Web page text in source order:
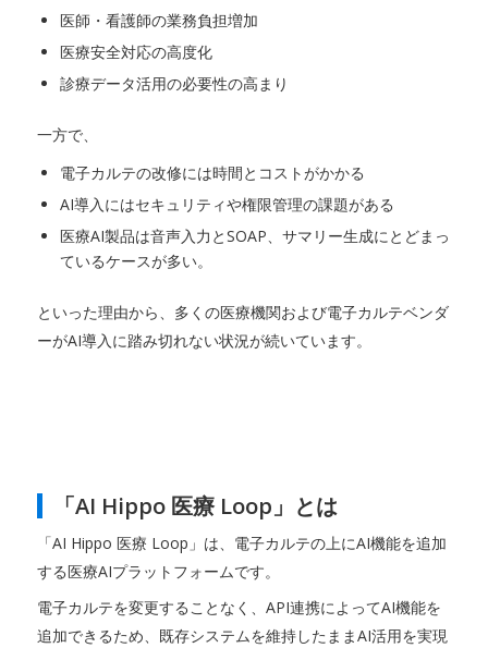
医師・看護師の業務負担増加
医療安全対応の高度化
診療データ活用の必要性の高まり
一方で、
電子カルテの改修には時間とコストがかかる
AI導入にはセキュリティや権限管理の課題がある
医療AI製品は音声入力とSOAP、サマリー生成にとどまっ
ているケースが多い。
といった理由から、多くの医療機関および電子カルテベンダ
ーがAI導入に踏み切れない状況が続いています。
「AI Hippo 医療 Loop」とは
「AI Hippo 医療 Loop」は、電子カルテの上にAI機能を追加
する医療AIプラットフォームです。
電子カルテを変更することなく、API連携によってAI機能を
追加できるため、既存システムを維持したままAI活用を実現